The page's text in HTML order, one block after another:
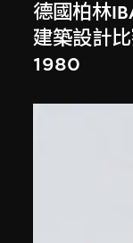
德國柏林
建築設計
1980